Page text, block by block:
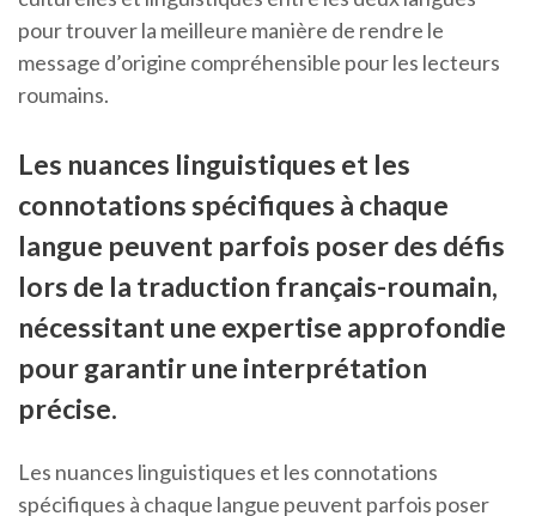
pour trouver la meilleure manière de rendre le
message d’origine compréhensible pour les lecteurs
roumains.
Les nuances linguistiques et les
connotations spécifiques à chaque
langue peuvent parfois poser des défis
lors de la traduction français-roumain,
nécessitant une expertise approfondie
pour garantir une interprétation
précise.
Les nuances linguistiques et les connotations
spécifiques à chaque langue peuvent parfois poser